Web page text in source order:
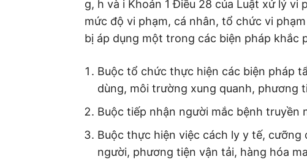
g, h và i Khoản 1 Điều 28 của Luật xử lý
mức độ vi phạm, cá nhân, tổ chức vi
bị áp dụng một trong các biện pháp khắc
Buộc tổ chức thực hiện các biện pháp
dùng, môi trường xung quanh, phương
Buộc tiếp nhận người mắc bệnh truyền
Buộc thực hiện việc cách ly y tế,
người, phương tiện vận tải, hàng hóa